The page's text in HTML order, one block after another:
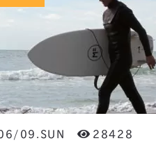
09.SUN
28428